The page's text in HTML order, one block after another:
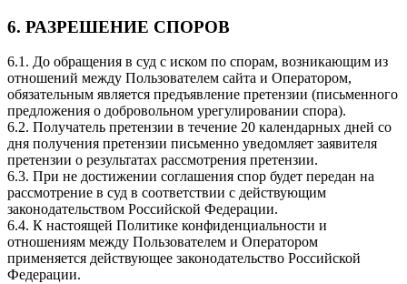
6. РАЗРЕШЕНИЕ СПОРОВ
6.1. До обращения в суд с иском по спорам, возникающим из
отношений между Пользователем сайта и Оператором,
обязательным является предъявление претензии (письменного
предложения о добровольном урегулировании спора).
6.2. Получатель претензии в течение 20 календарных дней со
дня получения претензии письменно уведомляет заявителя
претензии о результатах рассмотрения претензии.
6.3. При не достижении соглашения спор будет передан на
рассмотрение в суд в соответствии с действующим
законодательством Российской Федерации.
6.4. К настоящей Политике конфиденциальности и
отношениям между Пользователем и Оператором
применяется действующее законодательство Российской
Федерации.